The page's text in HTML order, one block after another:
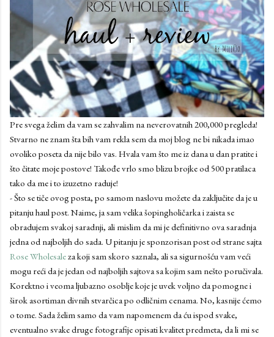
Pre svega želim da vam se zahvalim na neverovatnih 200,000 pregleda!
Stvarno ne znam šta bih vam rekla sem da moj blog ne bi nikada imao
ovoliko poseta da nije bilo vas. Hvala vam što me iz dana u dan pratite i
što čitate moje postove! Takođe vrlo smo blizu brojke od 500 pratilaca
tako da me i to izuzetno raduje!
- Što se tiče ovog posta, po samom naslovu možete da zaključite da je u
pitanju haul post. Naime, ja sam velika šopingholičarka i zaista se
obradujem svakoj saradnji, ali mislim da mi je definitivno ova saradnja
jedna od najboljih do sada. U pitanju je sponzorisan post od strane sajta
Rose Wholesaleza koji sam skoro saznala, ali sa sigurnošću vam veći
mogu reći da je jedan od najboljih sajtova sa kojim sam nešto poručivala.
Korektno i veoma ljubazno osoblje koje je uvek voljno da pomogne i
širok asortiman divnih stvarčica po odličnim cenama. No, kasnije ćemo
o tome. Sada želim samo da vam napomenem da ću ispod svake,
eventualno svake druge fotografije opisati kvalitet predmeta, da li mi se